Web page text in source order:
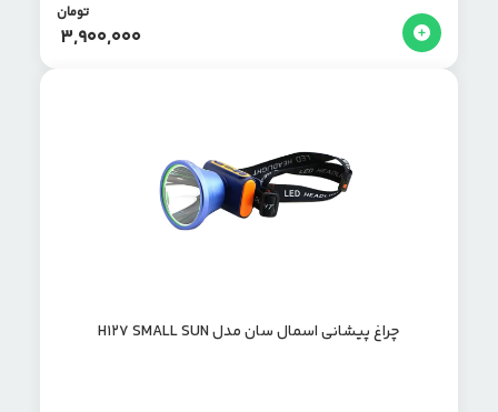
3,900,000
تومان
چراغ پیشانی اسمال سان مدل H127 SMALL SUN